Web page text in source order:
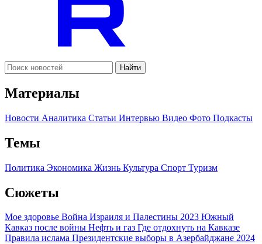
Найти
Материалы
Новости Аналитика Статьи Интервью Видео Фото Подкасты
Темы
Политика Экономика Жизнь Культура Спорт Туризм
Сюжеты
Мое здоровье Война Израиля и Палестины 2023 Южный
Кавказ после войны Нефть и газ Где отдохнуть на Кавказе
Правила ислама Президентские выборы в Азербайджане 2024